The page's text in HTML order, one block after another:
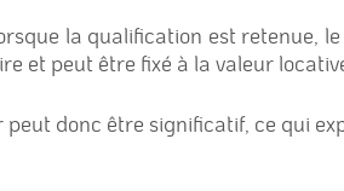
la qualification est retenue,
et peut être fixé à la valeur
peut donc être significatif, ce qui